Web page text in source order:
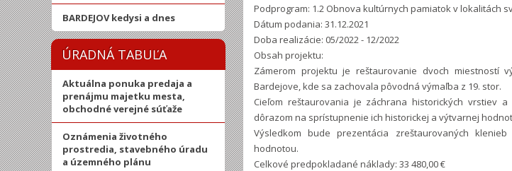
BARDEJOV kedysi a dnes
ÚRADNÁ TABUĽA
Aktuálna ponuka predaja a
prenájmu majetku mesta,
obchodné verejné súťaže
Oznámenia životného
prostredia, stavebného úradu
a územného plánu
Podprogram: 1.2 Obnova kultúrnych pamiatok v lokalitách
Dátum podania: 31.12.2021
Doba realizácie: 05/2022 - 12/2022
Obsah projektu:
Zámerom projektu je reštaurovanie dvoch miestností
Bardejove, kde sa zachovala pôvodná výmaľba z 19. stor.
Cieľom reštaurovania je záchrana historických vrstiev
dôrazom na sprístupnenie ich historickej a výtvarnej
Výsledkom bude prezentácia zreštaurovaných
hodnotou.
Celkové predpokladané náklady: 33 480,00 €